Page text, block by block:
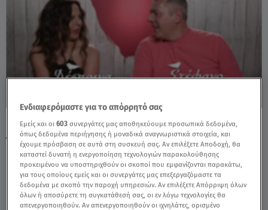
First Dates: Δεν Τους Βγήκε Το Ερωτικό... -
Video
Ενδιαφερόμαστε για το απόρρητό σας
Εμείς και οι603 συνεργάτες μας αποθηκεύουμε προσωπικά δεδομένα,
όπως δεδομένα περιήγησης ή μοναδικά αναγνωριστικά στοιχεία, και
έχουμε πρόσβαση σε αυτά στη συσκευή σας. Αν επιλέξετε Αποδοχή, θα
καταστεί δυνατή η ενεργοποίηση τεχνολογιών παρακολούθησης
προκειμένου να υποστηριχθούν οι σκοποί που εμφανίζονται παρακάτω,
για τους οποίους εμείς και οι συνεργάτες μας επεξεργαζόμαστε τα
δεδομένα με σκοπό την παροχή υπηρεσιών. Αν επιλέξετε Απόρριψη όλων
όλων ή αποσύρετε τη συγκατάθεσή σας, οι εν λόγω τεχνολογίες θα
απενεργοποιηθούν. Αν απενεργοποιηθούν οι ιχνηλάτες, ορισμένο